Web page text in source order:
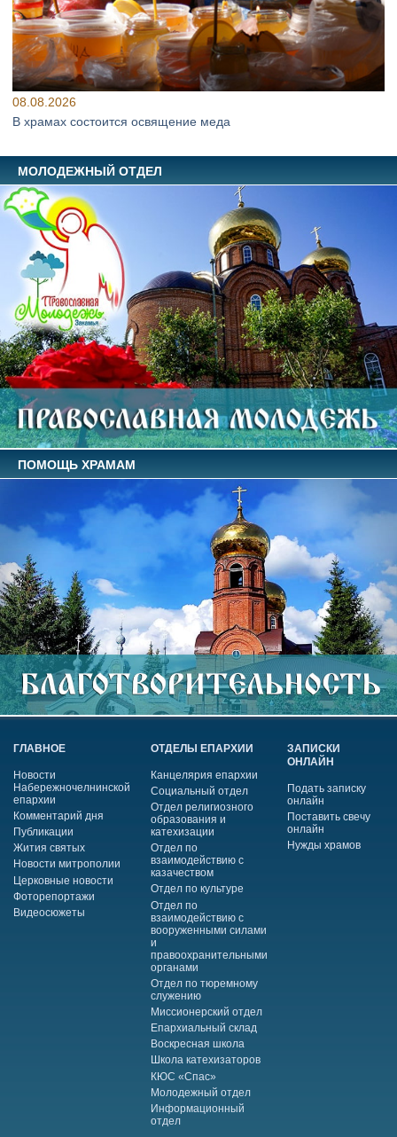
08.08.2026
В храмах состоится освящение меда
МОЛОДЕЖНЫЙ ОТДЕЛ
ПОМОЩЬ ХРАМАМ
ГЛАВНОЕ
Новости
Набережночелнинской
епархии
Комментарий дня
Публикации
Жития святых
Новости митрополии
Церковные новости
Фоторепортажи
Видеосюжеты
ОТДЕЛЫ ЕПАРХИИ
Канцелярия епархии
Социальный отдел
Отдел религиозного
образования и
катехизации
Отдел по
взаимодействию с
казачеством
Отдел по культуре
Отдел по
взаимодействию с
вооруженными силами
и
правоохранительными
органами
Отдел по тюремному
служению
Миссионерский отдел
Епархиальный склад
Воскресная школа
Школа катехизаторов
КЮС «Спас»
Молодежный отдел
Информационный
отдел
ЗАПИСКИ
ОНЛАЙН
Подать записку
онлайн
Поставить свечу
онлайн
Нужды храмов